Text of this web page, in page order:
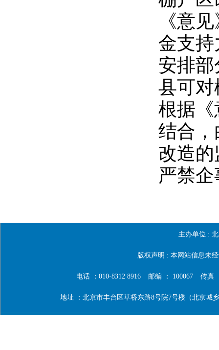
《意
金支
安排
县可
根据
结合
改造
严禁
主办单位 :
版权声明 : 本网站信息未
电话 ：010-8312 8916 邮编 ： 100067 传真
地址 ：北京市丰台区草桥东路8号院7号楼（北京城